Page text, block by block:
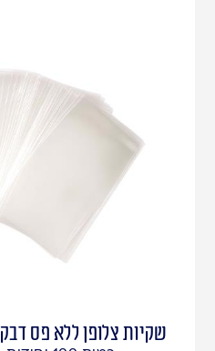
שקיות צלופן ללא פס דבק 20/50 , 100 יחי'